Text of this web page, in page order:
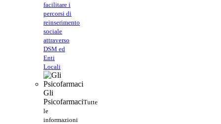
facilitare i
percorsi di
reinserimento
sociale
attraverso
DSM ed
Enti
Locali
Gli
PsicofarmaciTutte
le
informazioni